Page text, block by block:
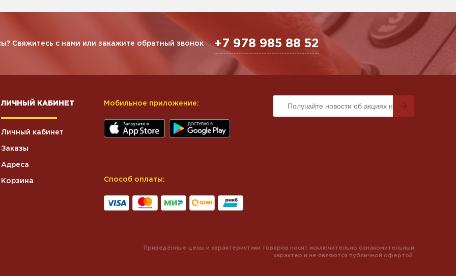
Свяжитесь с нами или закажите обратный звонок +7 978 985 88 52
ЛИЧНЫЙ КАБИНЕТ
Личный кабинет
Заказы
Адреса
Корзина
Мобильное приложение:
Способ оплаты:
Приведённые цены и характеристики товаров носят исключительно ознакомительный
характер и не являются публичной офертой.